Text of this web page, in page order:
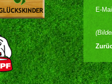
E-